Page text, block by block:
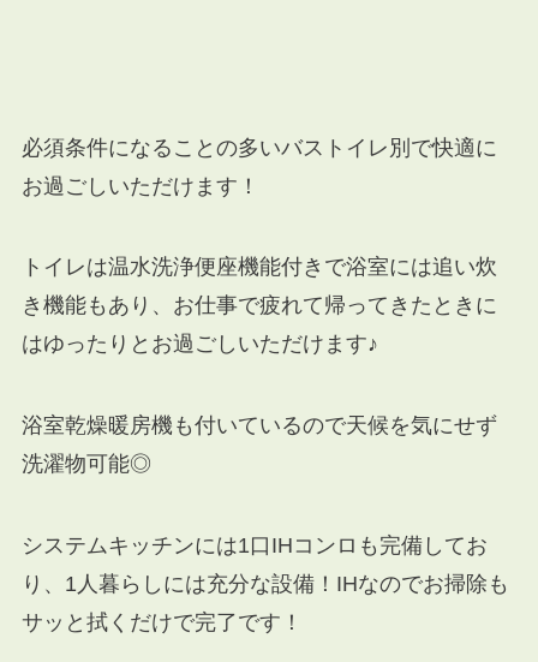
必須条件になることの多いバストイレ別で快適に
お過ごしいただけます！
トイレは温水洗浄便座機能付きで浴室には追い炊
き機能もあり、お仕事で疲れて帰ってきたときに
はゆったりとお過ごしいただけます♪
浴室乾燥暖房機も付いているので天候を気にせず
洗濯物可能◎
システムキッチンには1口IHコンロも完備してお
り、1人暮らしには充分な設備！IHなのでお掃除も
サッと拭くだけで完了です！